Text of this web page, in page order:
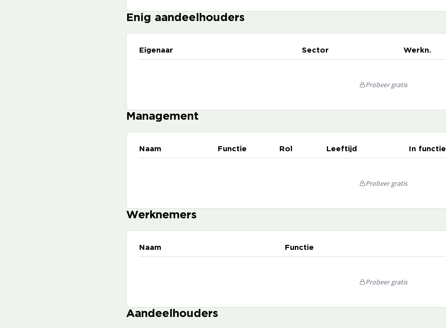
Enig aandeelhouders
Eigenaar Sector Werkn.
Probeer gratis
Management
Naam Functie Rol Leeftijd In functie
Probeer gratis
Werknemers
Naam Functie
Probeer gratis
Aandeelhouders